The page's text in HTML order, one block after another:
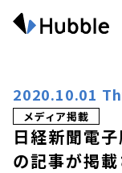
2020.10.01
メディア掲載
日経新聞電
の記事が掲